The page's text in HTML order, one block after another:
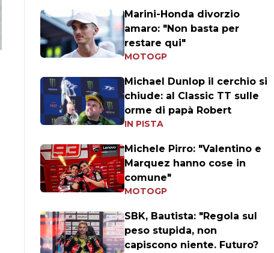
Marini-Honda divorzio
amaro: "Non basta per
restare qui"
MOTOGP
Michael Dunlop il cerchio si
chiude: al Classic TT sulle
orme di papà Robert
IN PISTA
Michele Pirro: "Valentino e
Marquez hanno cose in
comune"
MOTOGP
SBK, Bautista: "Regola sul
peso stupida, non
capiscono niente. Futuro?